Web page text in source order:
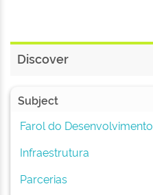
Discover
Subject
Farol do Desenvolvimento
Infraestrutura
Parcerias